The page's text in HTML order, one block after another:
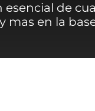
esencial de
mas en la